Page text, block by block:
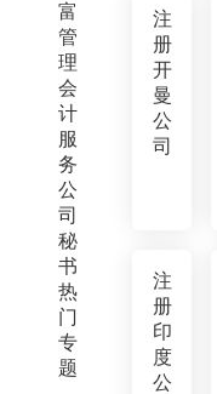
富
管
理
会
计
服
务
公
司
秘
书
热
门
专
题
注
册
开
曼
公
司
注
册
印
度
公